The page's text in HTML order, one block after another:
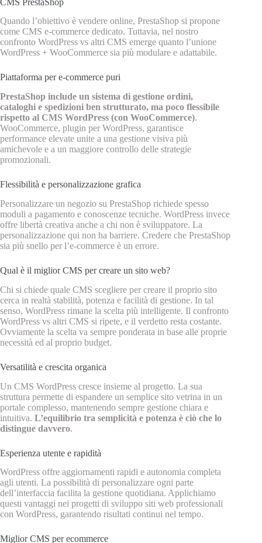
Quando l’obiettivo è vendere online, PrestaShop si propone
come CMS e-commerce dedicato. Tuttavia, nel nostro
confronto WordPress vs altri CMS emerge quanto l’unione
WordPress + WooCommerce sia più modulare e adattabile.
Piattaforma per e-commerce puri
PrestaShop include un sistema di gestione ordini,
cataloghi e spedizioni ben strutturato, ma poco flessibile
rispetto al CMS WordPress (con WooCommerce).
WooCommerce, plugin per WordPress, garantisce
performance elevate unite a una gestione visiva più
amichevole e a un maggiore controllo delle strategie
promozionali.
Flessibilità e personalizzazione grafica
Personalizzare un negozio su PrestaShop richiede spesso
moduli a pagamento e conoscenze tecniche. WordPress invece
offre libertà creativa anche a chi non è sviluppatore. La
personalizzazione qui non ha barriere. Credere che PrestaShop
sia più snello per l’e-commerce è un errore.
Qual è il miglior CMS per creare un sito web?
Chi si chiede quale CMS scegliere per creare il proprio sito
cerca in realtà stabilità, potenza e facilità di gestione. In tal
senso, WordPress rimane la scelta più intelligente. Il confronto
WordPress vs altri CMS si ripete, e il verdetto resta costante.
Ovviamente la scelta va sempre ponderata in base alle proprie
necessità ed al proprio budget.
Versatilità e crescita organica
Un CMS WordPress cresce insieme al progetto. La sua
struttura permette di espandere un semplice sito vetrina in un
portale complesso, mantenendo sempre gestione chiara e
intuitiva. L’equilibrio tra semplicità e potenza è ciò che lo
distingue davvero.
Esperienza utente e rapidità
WordPress offre aggiornamenti rapidi e autonomia completa
agli utenti. La possibilità di personalizzare ogni parte
dell’interfaccia facilita la gestione quotidiana. Applichiamo
questi vantaggi nei progetti di sviluppo siti web professionali
con WordPress, garantendo risultati continui nel tempo.
Miglior CMS per ecommerce